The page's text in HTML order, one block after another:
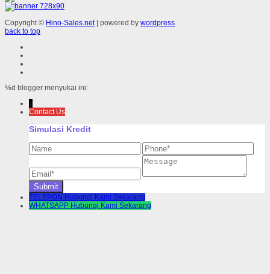
Copyright © Hino-Sales.net| powered by wordpress
back to top
%d blogger menyukai ini:
↓
Contact Us
Simulasi Kredit
TELEPON Hubungi Kami Sekarang
WHATSAPP Hubungi Kami Sekarang